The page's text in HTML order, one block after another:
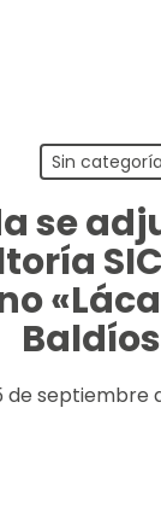
Sin categoría
se
de septiembre